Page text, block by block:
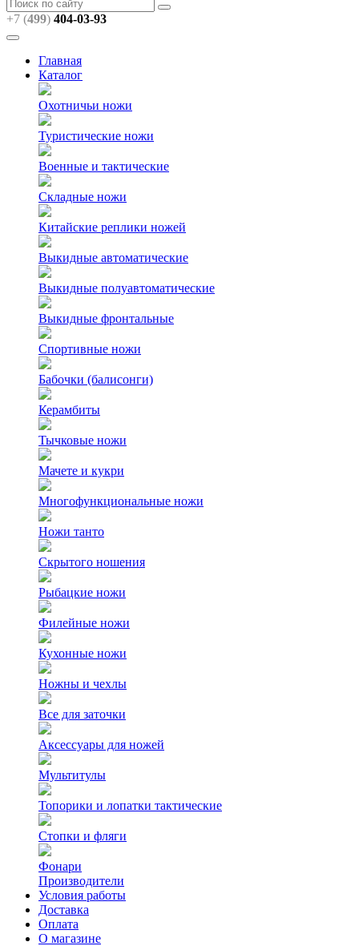
+7 (499) 404-03-93
Главная
Каталог
Охотничьи ножи
Туристические ножи
Военные и тактические
Складные ножи
Китайские реплики ножей
Выкидные автоматические
Выкидные полуавтоматические
Выкидные фронтальные
Спортивные ножи
Бабочки (балисонги)
Керамбиты
Тычковые ножи
Мачете и кукри
Многофункциональные ножи
Ножи танто
Скрытого ношения
Рыбацкие ножи
Филейные ножи
Кухонные ножи
Ножны и чехлы
Все для заточки
Аксессуары для ножей
Мультитулы
Топорики и лопатки тактические
Стопки и фляги
Фонари
Производители
Условия работы
Доставка
Оплата
О магазине